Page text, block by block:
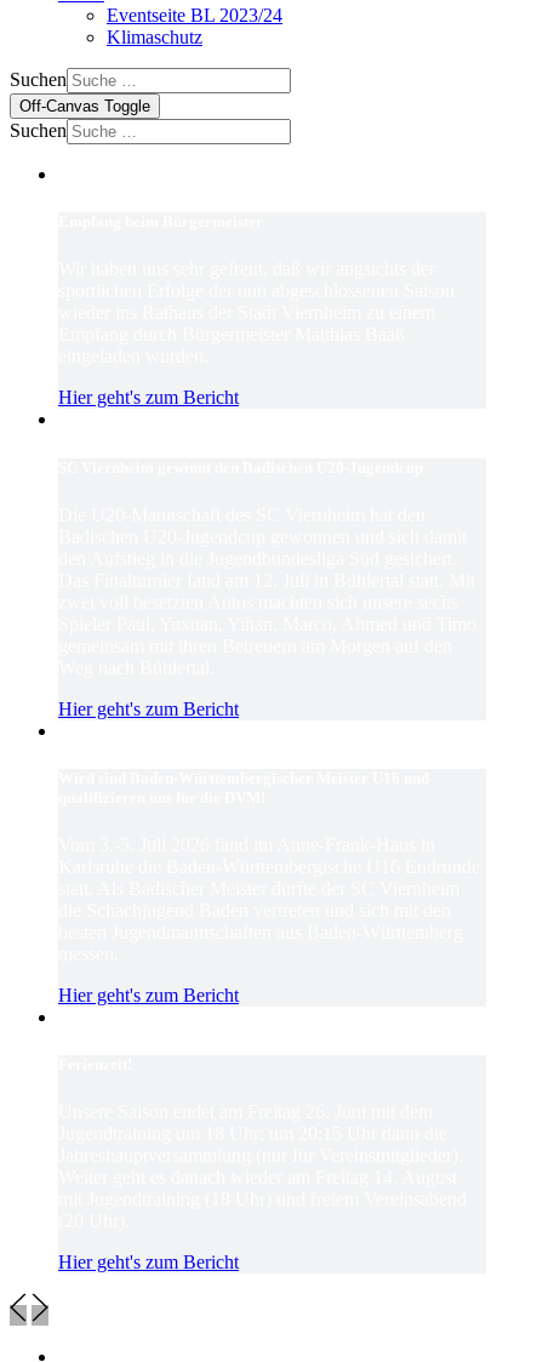
Eventseite BL 2023/24
Klimaschutz
Suchen
Off-Canvas Toggle
Suchen
Hier geht's zum Bericht
Hier geht's zum Bericht
Hier geht's zum Bericht
Hier geht's zum Bericht